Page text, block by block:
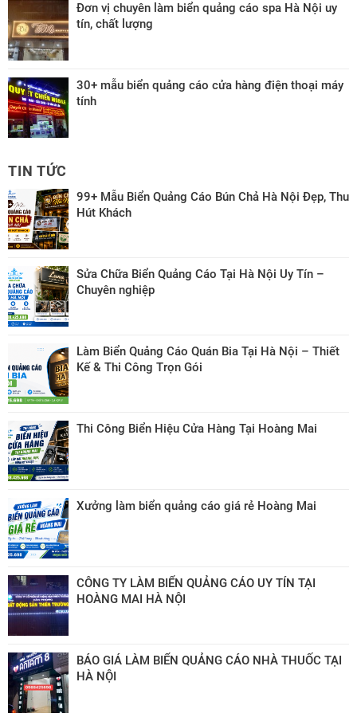
Đơn vị chuyên làm biển quảng cáo spa Hà Nội uy
tín, chất lượng
30+ mẫu biển quảng cáo cửa hàng điện thoại máy
tính
TIN TỨC
99+ Mẫu Biển Quảng Cáo Bún Chả Hà Nội Đẹp, Thu
Hút Khách
Sửa Chữa Biển Quảng Cáo Tại Hà Nội Uy Tín –
Chuyên nghiệp
Làm Biển Quảng Cáo Quán Bia Tại Hà Nội – Thiết
Kế & Thi Công Trọn Gói
Thi Công Biển Hiệu Cửa Hàng Tại Hoàng Mai
Xưởng làm biển quảng cáo giá rẻ Hoàng Mai
CÔNG TY LÀM BIỂN QUẢNG CÁO UY TÍN TẠI
HOÀNG MAI HÀ NỘI
BÁO GIÁ LÀM BIỂN QUẢNG CÁO NHÀ THUỐC TẠI
HÀ NỘI